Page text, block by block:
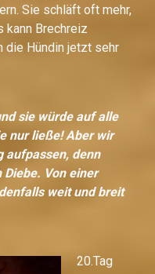
Sie schläft oft mehr,
kann Brechreiz
die Hündin jetzt sehr
sie würde auf alle
nur ließe! Aber wir
aufpassen, denn
Von einer
weit und breit
20.Tag